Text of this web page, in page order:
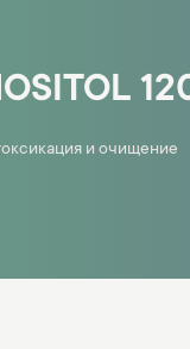
и очищение